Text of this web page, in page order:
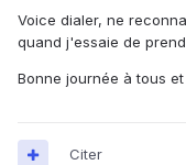
Voice dialer, ne
quand j'essaie de
Bonne journée à tous
Citer